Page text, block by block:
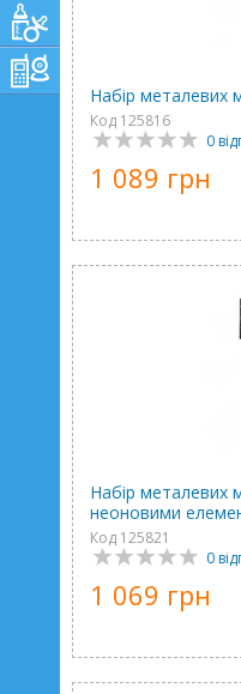
Набір металевих
Код 125816
0
1 089 грн
Набір металевих
неоновими
Код 125821
0
1 069 грн